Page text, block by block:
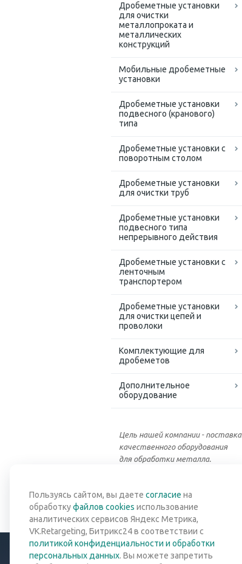
Дробеметные установки
для очистки
металлопроката и
металлических
конструкций
Мобильные дробеметные
установки
Дробеметные установки
подвесного (кранового)
типа
Дробеметные установки с
поворотным столом
Дробеметные установки
для очистки труб
Дробеметные установки
подвесного типа
непрерывного действия
Дробеметные установки с
ленточным
транспортером
Дробеметные установки
для очистки цепей и
проволоки
Комплектующие для
дробеметов
Дополнительное
оборудование
Цель нашей компании - поставка
качественного оборудования
для обработки металла.
Вернуться к списку
Пользуясь сайтом, вы даете согласие на
обработкуфайлов cookies использование
аналитических сервисов Яндекс Метрика,
VK.Retargeting, Битрикс24 в соответствии с
политикой конфиденциальности и обработки
персональных данных. Вы можете запретить